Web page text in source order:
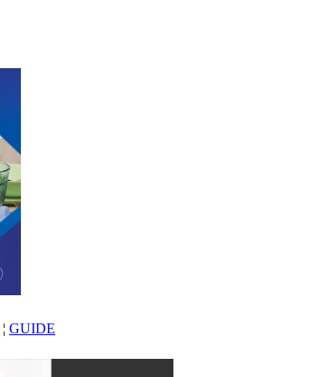
¦ GUIDE